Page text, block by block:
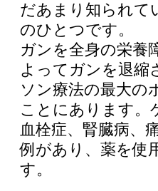
だあまり知られて
のひとつです。
ガンを全身の栄養
よってガンを退縮
ソン療法の最大の
ことにあります。
血栓症、腎臓病、
例があり、薬を使
す。